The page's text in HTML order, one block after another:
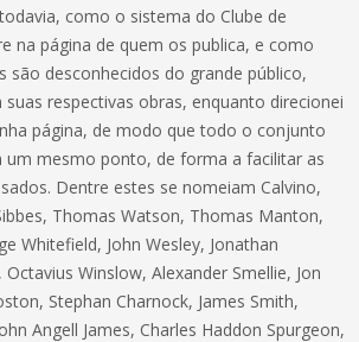
como o sistema do Clube de
na página de quem os publica, e como
são desconhecidos do grande público,
respectivas obras, enquanto direcionei
página, de modo que todo o conjunto
um mesmo ponto, de forma a facilitar as
Dentre estes se nomeiam Calvino,
Thomas Watson, Thomas Manton,
Whitefield, John Wesley, Jonathan
Octavius Winslow, Alexander Smellie, Jon
Stephan Charnock, James Smith,
Angell James, Charles Haddon Spurgeon,